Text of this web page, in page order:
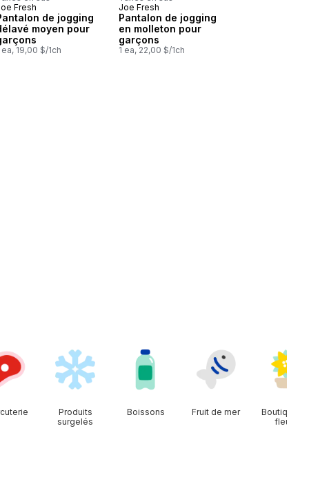
Fresh
de jogging
moyen pour
ea, 19,00 $/1ch
Joe Fresh
Pantalon de jogging
en molleton pour
garçons
1 ea, 22,00 $/1ch
Produits
surgelés
Boissons Fruit de mer
Boutique
fleurs